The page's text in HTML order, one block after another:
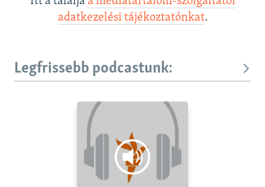
adatkezelési tájékoztatónkat.
Legfrissebb podcastunk: